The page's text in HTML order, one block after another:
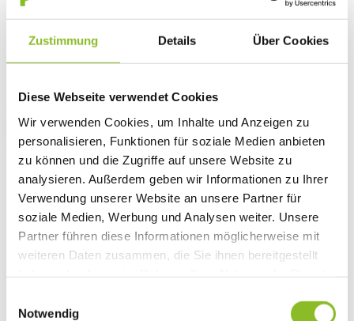
Zustimmung Details Über Cookies
Diese Webseite verwendet Cookies
Wir verwenden Cookies, um Inhalte und Anzeigen zu
personalisieren, Funktionen für soziale Medien anbieten
zu können und die Zugriffe auf unsere Website zu
analysieren. Außerdem geben wir Informationen zu Ihrer
Verwendung unserer Website an unsere Partner für
soziale Medien, Werbung und Analysen weiter. Unsere
Partner führen diese Informationen möglicherweise mit
weiteren Daten zusammen, die Sie ihnen bereitgestellt
Notwendig
Öffentliche
Gemeindevertretungssitzung
Weiterlesen
Verdienstzeichen für
Polizeikommandant Egon
Hohenauer
Am 09.09.2024 fand im feierlichen Rahmen die Verleihung des
Polizeikommandanten Egon Hohenauer statt.